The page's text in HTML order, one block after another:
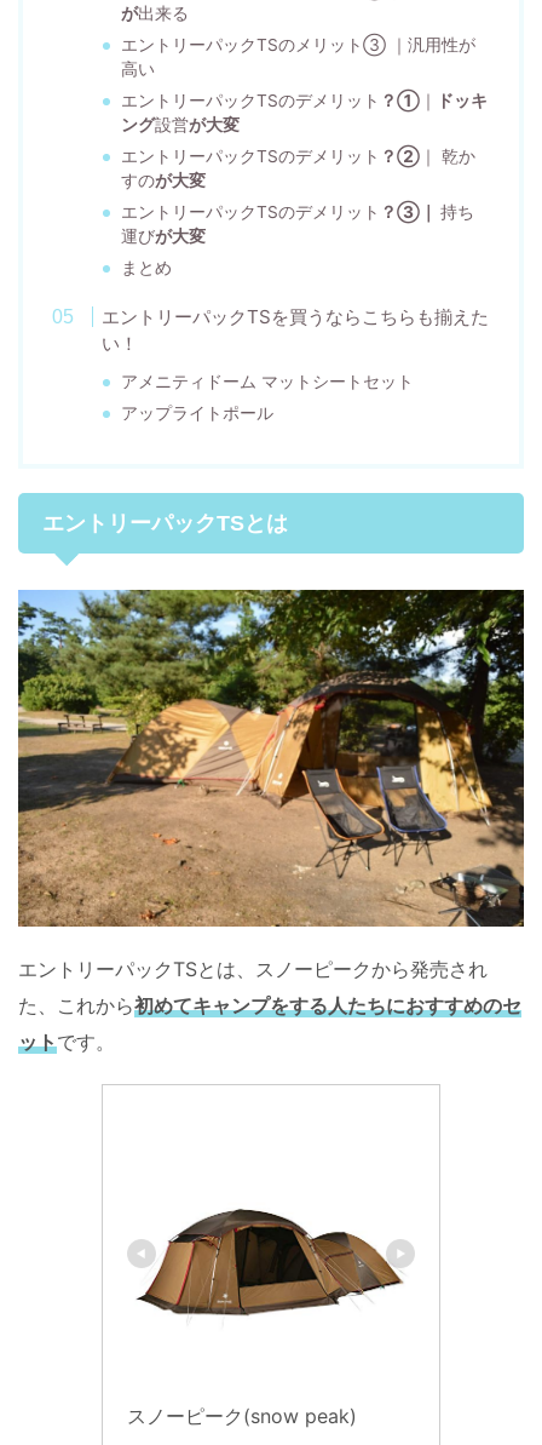
が出来る
エントリーパックTSのメリット③ ｜汎用性が
高い
エントリーパックTSのデメリット ？① ｜
ドッキ
ング設営が大変
エントリーパックTSのデメリット ？② ｜ 乾か
すのが大変
エントリーパックTSのデメリット ？③｜持ち
運びが大変
まとめ
エントリーパックTSを買うならこちらも揃えた
い！
アメニティドーム マットシートセット
アップライトポール
エントリーパックTSとは
エントリーパックTSとは、スノーピークから発売され
た、これから初めてキャンプをする人たちにおすすめのセ
ットです。
スノーピーク(snow peak)